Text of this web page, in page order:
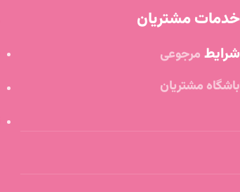
خدمات مشتریان
شرایط مرجوعی
باشگاه مشتریان